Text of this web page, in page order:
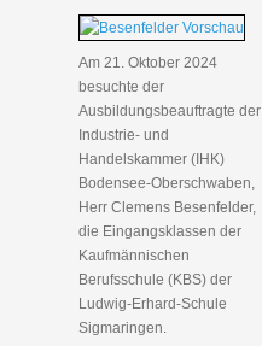
Am 21. Oktober 2024
besuchte der
Ausbildungsbeauftragte der
Industrie- und
Handelskammer (IHK)
Bodensee-Oberschwaben,
Herr Clemens Besenfelder,
die Eingangsklassen der
Kaufmännischen
Berufsschule (KBS) der
Ludwig-Erhard-Schule
Sigmaringen.